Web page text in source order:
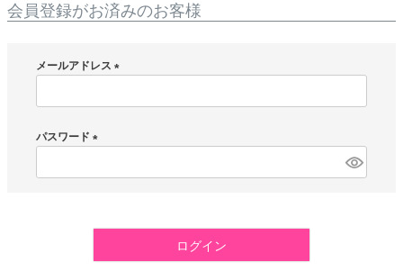
会員登録がお済みのお客様
メールアドレス
必
パスワード
必
ログイン